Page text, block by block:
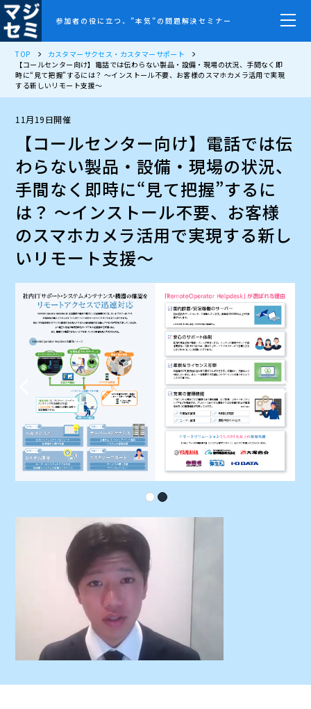
参加者の役に立つ、”本気”の問題解決セミナー
TOP
カスタマーサクセス・カスタマーサポート
【コールセンター向け】電話では伝わらない製品・設備・現場の状況、手間なく即
時に“見て把握”するには？ ～インストール不要、お客様のスマホカメラ活用で実現
する新しいリモート支援～
11月19日開催
【コールセンター向け】電話では伝
わらない製品・設備・現場の状況、
手間なく即時に“見て把握”するに
は？ ～インストール不要、お客様
のスマホカメラ活用で実現する新し
いリモート支援～